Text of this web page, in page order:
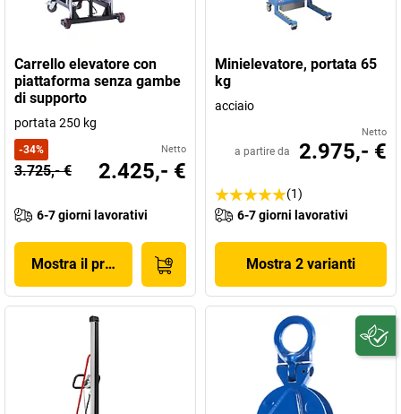
Carrello elevatore con
piattaforma senza gambe
di supporto
portata 250 kg
-34% Netto
3.725,- € 2.425,- €
6-7 giorni lavorativi
Mostra il prodotto
Minielevatore, portata 65
kg
acciaio
Netto
a partire da 2.975,- €
(1)
6-7 giorni lavorativi
Mostra 2 varianti